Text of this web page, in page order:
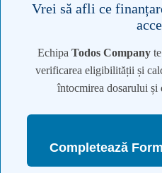
Vrei să afli ce
Echipa Todos Companyte
verificarea eligibilității și
întocmirea dosarului și
Completează